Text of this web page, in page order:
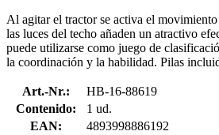
Al agitar el tractor se activa el
las luces del techo añaden un atractivo
puede utilizarse como juego de
la coordinación y la habilidad. Pilas
Art.-Nr.:
HB-16-88619
Contenido:
1 ud.
EAN:
4893998886192